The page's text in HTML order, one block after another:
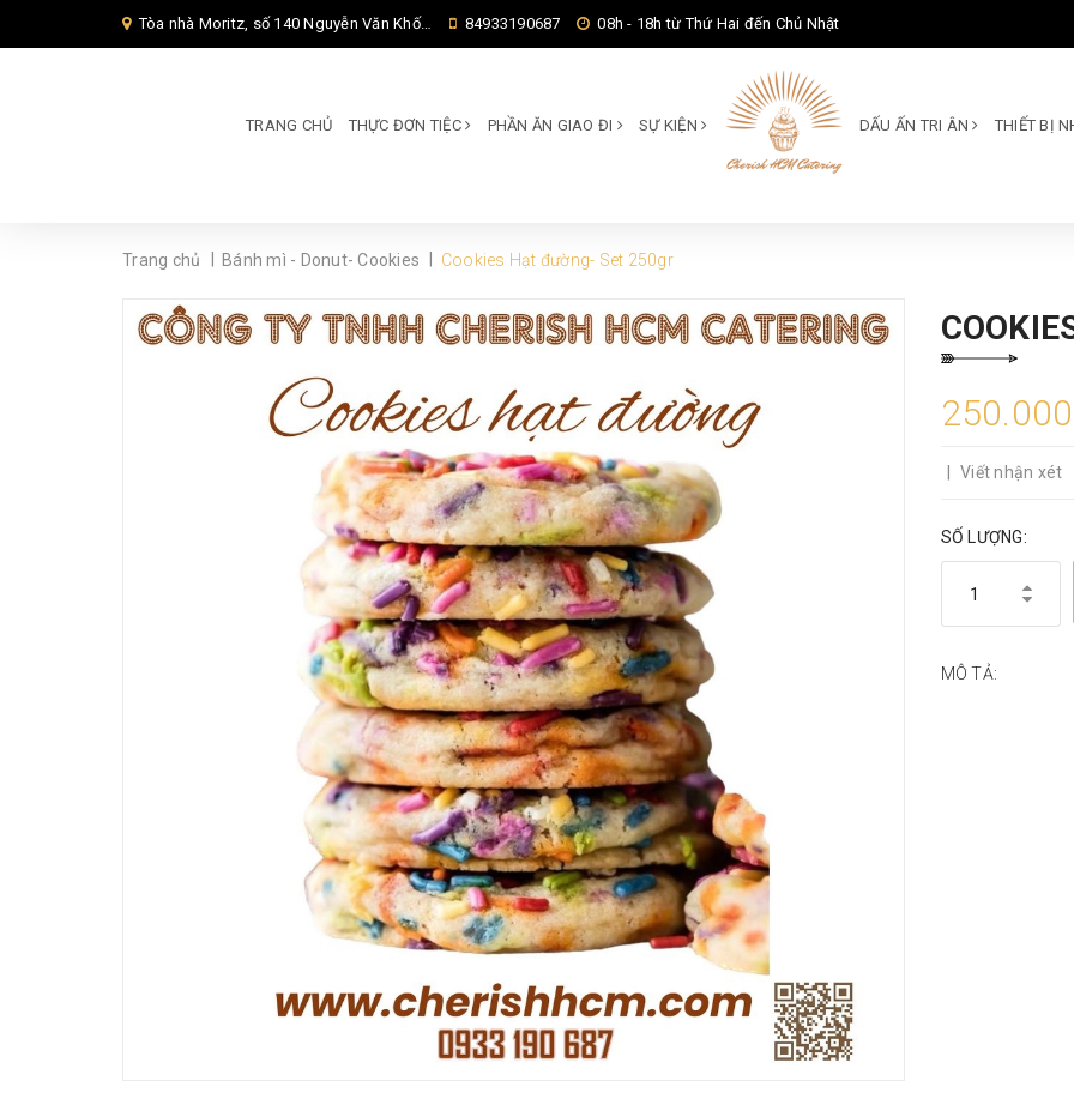
Tòa nhà Moritz, số 140 Nguyễn Văn Khối, Phường Thông Tây Hội, Thành phố Hồ Chí Minh, TP Hồ Chí Minh, 84933190687 08h - 18h từ Thứ Hai đến Chủ Nhật
TRANG CHỦ THỰC ĐƠN TIỆC PHẦN ĂN GIAO ĐI SỰ KIỆN DẤU ẤN TRI ÂN THIẾT BỊ
Trang chủ Bánh mì - Donut- Cookies Cookies Hạt đường- Set 250gr
Viết nhận xét
SỐ LƯỢNG:
MÔ TẢ: